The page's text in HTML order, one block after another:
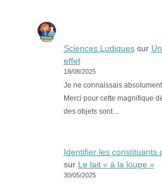
Sciences Ludiquessur
effet
18/08/2025
Je ne connaissais
Merci pour cette magnifique
des objets sont…
Identifier les constituants
sur Le lait « à la loupe »
30/05/2025